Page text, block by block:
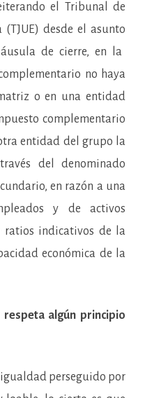
el Tribunal de
desde el asunto
de cierre, en la
no haya
o en una entidad
complementario
entidad del grupo la
del denominado
en razón a una
y de activos
ratios indicativos de la
económica de la
respeta algún principio
perseguido por